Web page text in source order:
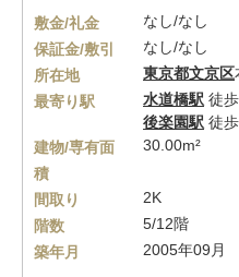
敷金/礼金
なし/なし
保証金/敷引
なし/なし
所在地
東京都文京区
最寄り駅
水道橋駅 徒
後楽園駅 徒
建物/専有面
積
30.00m²
間取り
2K
階数
5/12階
築年月
2005年09月